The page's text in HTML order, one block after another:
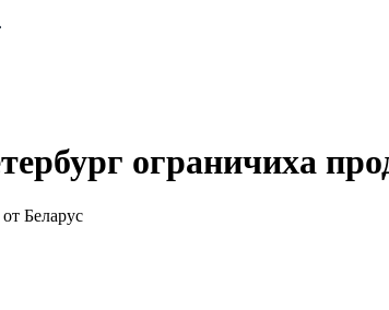
ограничиха
Беларус